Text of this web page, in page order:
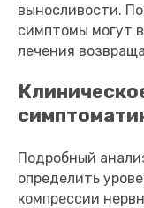
выносливости.
симптомы могут
лечения
Подробный
определить
компрессии